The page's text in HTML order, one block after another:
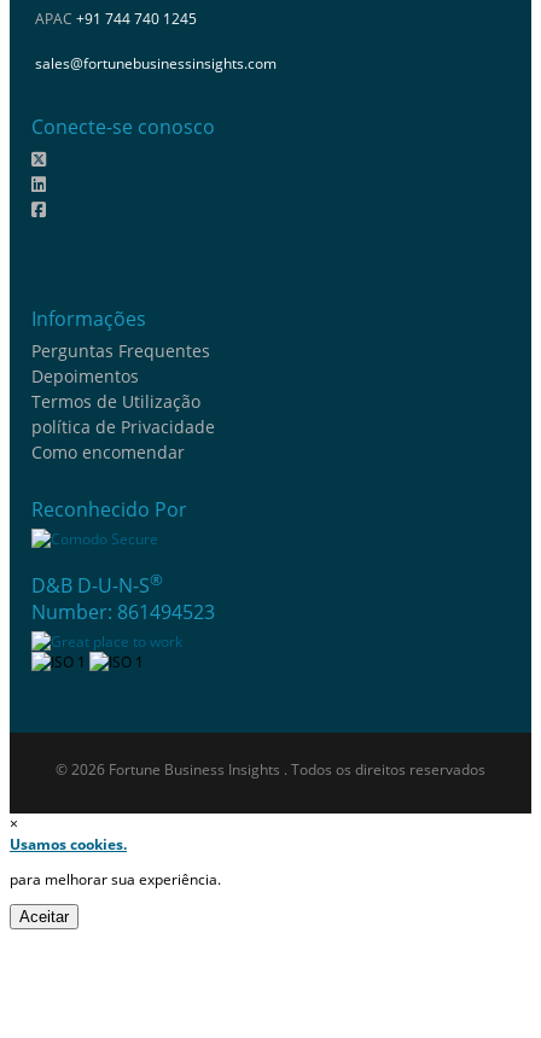
APAC +91 744 740 1245
sales@fortunebusinessinsights.com
Conecte-se conosco
Informações
Perguntas Frequentes
Depoimentos
Termos de Utilização
política de Privacidade
Como encomendar
Reconhecido Por
D&B D-U-N-S®
Number: 861494523
© 2026 Fortune Business Insights . Todos os direitos reservados
×
Usamos cookies.
para melhorar sua experiência.
Aceitar